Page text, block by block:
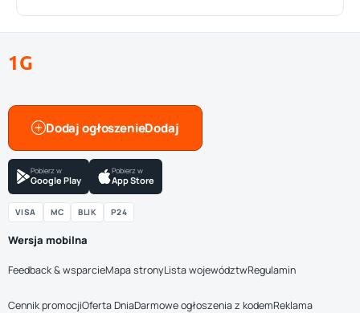
1G
Dodaj ogłoszenie
Pobierz w
Google Play
Pobierz w
App Store
VISA MC BLIK P24
Wersja mobilna
Feedback & wsparcieMapa stronyLista województwRegulamin
Cennik promocjiOferta DniaDarmowe ogłoszenia z kodemReklama